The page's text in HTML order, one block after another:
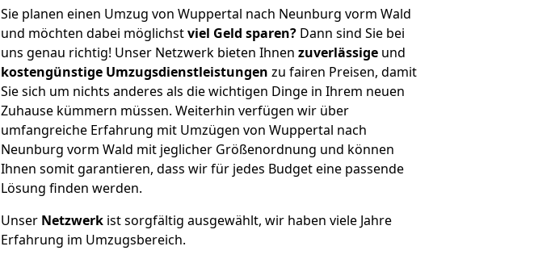
Sie planen einen Umzug von Wuppertal nach Neunburg vorm Wald
und möchten dabei möglichstviel Geld sparen? Dann sind Sie bei
uns genau richtig! Unser Netzwerk bieten Ihnen zuverlässige und
kostengünstige Umzugsdienstleistungen zu fairen Preisen, damit
Sie sich um nichts anderes als die wichtigen Dinge in Ihrem neuen
Zuhause kümmern müssen. Weiterhin verfügen wir über
umfangreiche Erfahrung mit Umzügen von Wuppertal nach
Neunburg vorm Wald mit jeglicher Größenordnung und können
Ihnen somit garantieren, dass wir für jedes Budget eine passende
Lösung finden werden.
Unser Netzwerk ist sorgfältig ausgewählt, wir haben viele Jahre
Erfahrung im Umzugsbereich.